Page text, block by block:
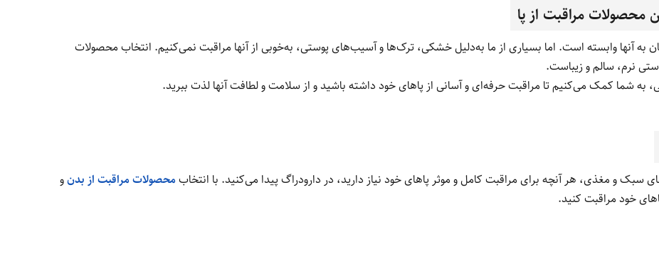
محصولات مراقبت از پا
به آنها وابسته است. اما بسیاری از ما به‌دلیل خشکی، ترک‌ها و آسیب‌های پوستی، به‌خوبی از آنها مراقبت نمی‌کنیم. انتخاب محصولات
نرم، سالم و زیباست.
به شما کمک می‌کنیم تا مراقبت حرفه‌ای و آسانی از پاهای خود داشته باشید و از سلامت و لطافت آنها لذت ببرید.
و مغذی، هر آنچه برای مراقبت کامل و موثر پاهای خود نیاز دارید، در دارودراگ پیدا می‌کنید. با انتخابمحصولات مراقبت از بدنو
خود مراقبت کنید.